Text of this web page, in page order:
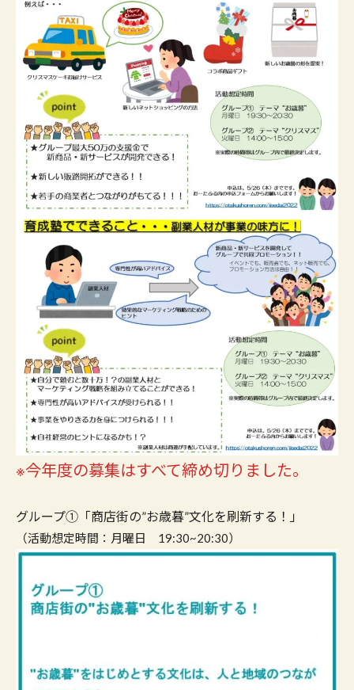
※今年度の募集はすべて締め切りました。
グループ①「商店街の”お歳暮”文化を刷新する！」
（活動想定時間：月曜日 19:30~20:30）